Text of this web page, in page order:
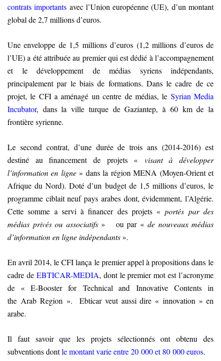
contrats importants avec l’Union européenne (UE), d’un montant
global de 2,7 millions d’euros.
Une enveloppe de 1,5 millions d’euros (1,2 millions d’euros de
l’UE) a été attribuée au premier qui est dédié à l’accompagnement
et le développement de médias syriens indépendants,
principalement par le biais de formations. Dans le cadre de ce
projet, le CFI a aménagé un centre de médias, le Syrian Media
Incubator, dans la ville turque de Gaziantep, à 60 km de la
frontière syrienne.
Le second contrat, d’une durée de trois ans (2014-2016) est
destiné au financement de projets « visant à développer
l’information en ligne» dans la région MENA (Moyen-Orient et
Afrique du Nord). Doté d’un budget de 1,5 millions d’euros, le
programme ciblait neuf pays arabes dont, évidemment, l’Algérie.
Cette somme a servi à financer des projets «portés par des
médias privés ou associatifs» ou par « de nouveaux médias
d’information en ligne indépendants».
En avril 2014, le CFI lança le premier appel à propositions dans le
cadre de EBTICAR-MEDIA, dont le premier mot est l’acronyme
de « E-Booster for Technical and Innovative Contents in
the Arab Region ». Ebticar veut aussi dire « innovation » en
arabe.
Il faut savoir que les projets sélectionnés ont obtenu des
subventions dontle montant varie entre 20 000 et 80 000 euros.